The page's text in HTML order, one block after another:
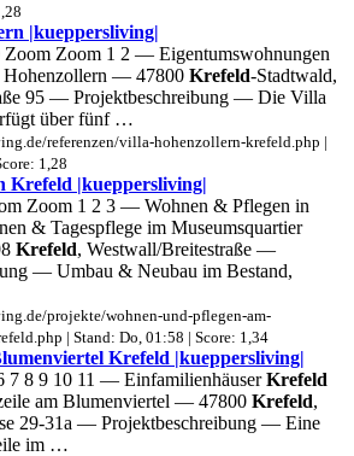
|kueppersliving|
Zoom Zoom 1 2 — Eigentumswohnungen
— 47800 Krefeld-Stadtwald,
95 — Projektbeschreibung — Die Villa
über fünf …
referenzen/villa-hohenzollern-krefeld.php |
1,28
Krefeld |kueppersliving|
Zoom 1 2 3 — Wohnen & Pflegen in
& Tagespflege im Museumsquartier
Krefeld, Westwall/Breitestraße —
— Umbau & Neubau im Bestand,
projekte/wohnen-und-pflegen-am-
| Stand: Do, 01:58 | Score: 1,34
Krefeld |kueppersliving|
7 8 9 10 11 — EinfamilienhäuserKrefeld
am Blumenviertel — 47800 Krefeld,
29-31a — Projektbeschreibung — Eine
im …